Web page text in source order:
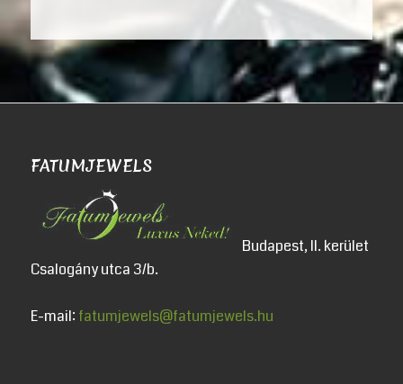
FATUMJEWELS
Budapest, II. kerület
Csalogány utca 3/b.
E-mail: fatumjewels@fatumjewels.hu